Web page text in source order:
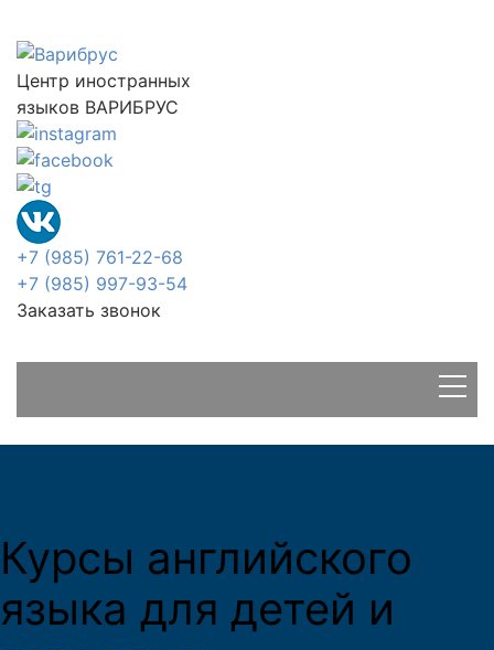
Центр иностранных
языков ВАРИБРУС
+7 (985) 761-22-68
+7 (985) 997-93-54
Заказать звонок
Курсы английского
языка для детей и